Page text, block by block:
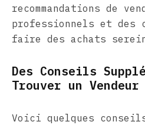
recommandations de
professionnels et des
faire des achats
Des Conseils
Trouver un Vendeur
Voici quelques